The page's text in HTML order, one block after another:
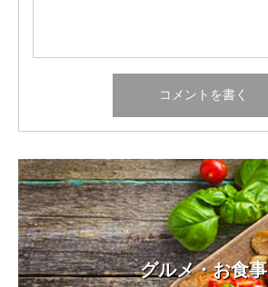
グルメ・お食事